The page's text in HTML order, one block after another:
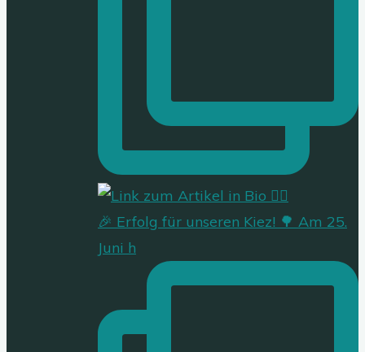
🎉 Erfolg für unseren Kiez! 🌳 Am 25.
Juni h